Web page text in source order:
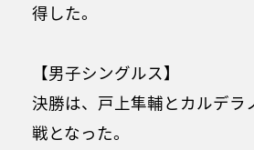
得した。
【男子シングルス】
決勝は、戸上隼輔とカルデラ
戦となった。